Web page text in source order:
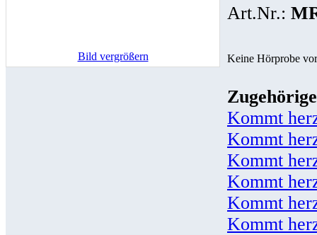
Bild vergrößern
Art.Nr.:
Keine Hörprobe
Kommt
Kommt
Kommt
Kommt
Kommt
Kommt